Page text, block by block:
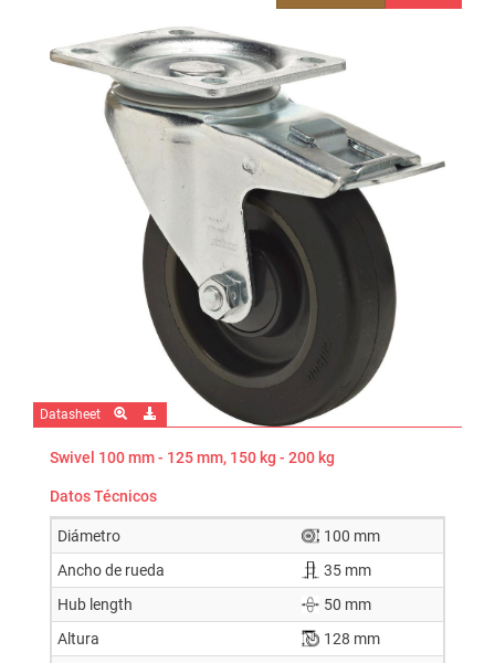
Datasheet
Swivel 100 mm - 125 mm, 150 kg - 200 kg
Datos Técnicos
Diámetro
100 mm
Ancho de rueda
35 mm
Hub length
50 mm
Altura
128 mm